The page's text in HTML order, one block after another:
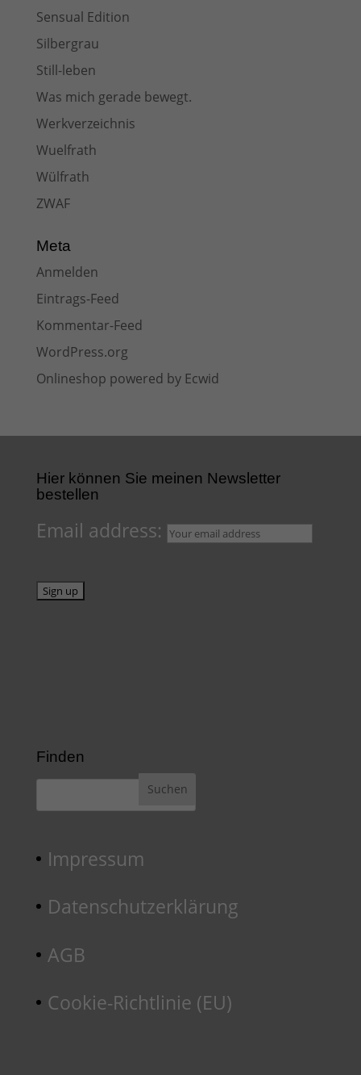
Sensual Edition
Silbergrau
Still-leben
Was mich gerade bewegt.
Werkverzeichnis
Wuelfrath
Wülfrath
ZWAF
Meta
Anmelden
Eintrags-Feed
Kommentar-Feed
WordPress.org
Onlineshop powered by Ecwid
Hier können Sie meinen Newsletter
bestellen
Email address:
Finden
Impressum
Datenschutzerklärung
AGB
Cookie-Richtlinie (EU)